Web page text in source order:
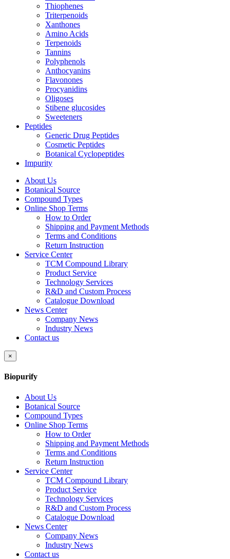
Thiophenes
Triterpenoids
Xanthones
Amino Acids
Terpenoids
Tannins
Polyphenols
Anthocyanins
Flavonones
Procyanidins
Oligoses
Stibene glucosides
Sweeteners
Peptides
Generic Drug Peptides
Cosmetic Peptides
Botanical Cyclopeptides
Impurity
About Us
Botanical Source
Compound Types
Online Shop Terms
How to Order
Shipping and Payment Methods
Terms and Conditions
Return Instruction
Service Center
TCM Compound Library
Product Service
Technology Services
R&D and Custom Process
Catalogue Download
News Center
Company News
Industry News
Contact us
×
Biopurify
About Us
Botanical Source
Compound Types
Online Shop Terms
How to Order
Shipping and Payment Methods
Terms and Conditions
Return Instruction
Service Center
TCM Compound Library
Product Service
Technology Services
R&D and Custom Process
Catalogue Download
News Center
Company News
Industry News
Contact us